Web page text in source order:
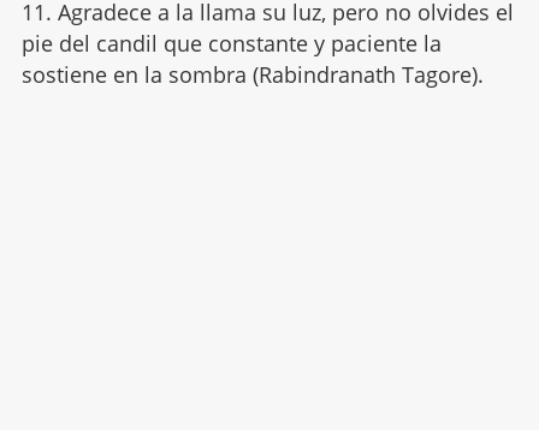
11. Agradece a la llama su luz, pero no olvides el
pie del candil que constante y paciente la
sostiene en la sombra (Rabindranath Tagore).